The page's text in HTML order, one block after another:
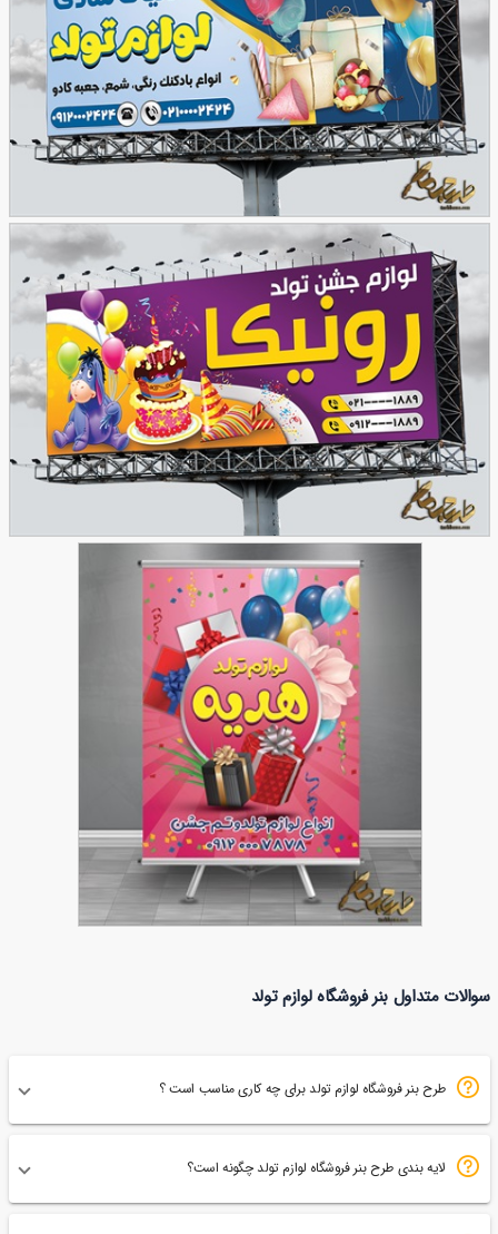
طرح بنر لوازم تولد
53
طرح بنر فروشگاه لوازم تولد
سوالات متداول بنر فروشگاه لوازم تولد
طرح بنر فروشگاه لوازم تولد برای چه کاری مناسب است ؟
لایه بندی طرح بنر فروشگاه لوازم تولد چگونه است؟